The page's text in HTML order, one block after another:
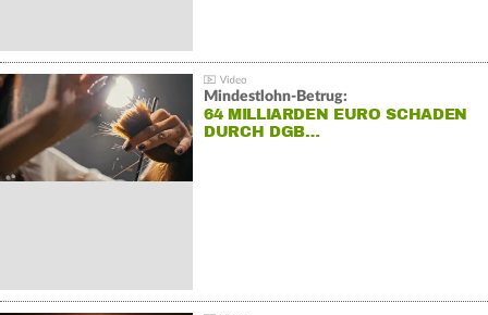
Mindestlohn-Betrug:
64 MILLIARDEN EURO SCHADEN
DURCH DGB…